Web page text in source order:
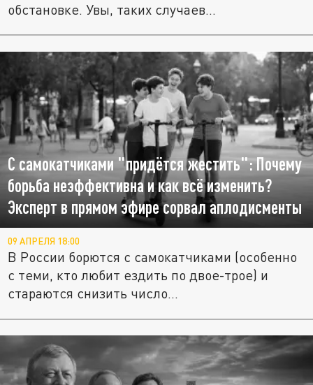
обстановке. Увы, таких случаев...
С самокатчиками "придётся жестить": Почему
борьба неэффективна и как всё изменить?
Эксперт в прямом эфире сорвал аплодисменты
09 АПРЕЛЯ 18:00
В России борются с самокатчиками (особенно
с теми, кто любит ездить по двое-трое) и
стараются снизить число...